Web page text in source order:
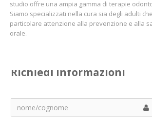
studio offre una ampia gamma di terapie
Siamo specializzati nella cura sia degli adulti
particolare attenzione alla prevenzione e alla
orale.
Richiedi informazioni